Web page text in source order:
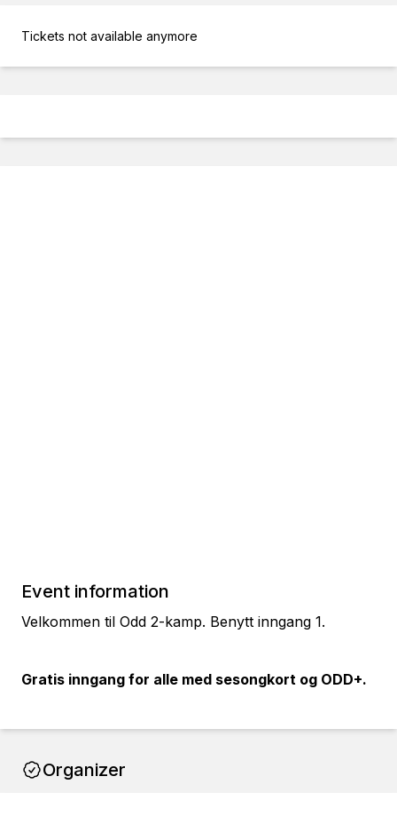
Tickets not available anymore
Event information
Velkommen til Odd 2-kamp. Benytt inngang 1.
Gratis inngang for alle med sesongkort og ODD+.
Organizer